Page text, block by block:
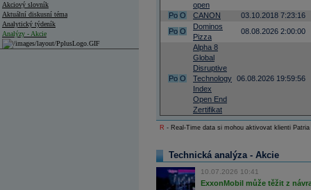
Akciový slovník
Aktuální diskusní téma
Analytický týdeník
Analýzy - Akcie
open
Po O CANON
03.10.2018 7:23:16
Po O
Dominos
Pizza
08.08.2026 2:00:00
Po O
Alpha 8
Global
Disruptive
Technology
Index
Open End
Zertifikat
06.08.2026 19:59:56
R - Real-Time data si mohou aktivovat klienti
Technická analýza - Akcie
10.07.2026 10:41
ExxonMobil může těžit z